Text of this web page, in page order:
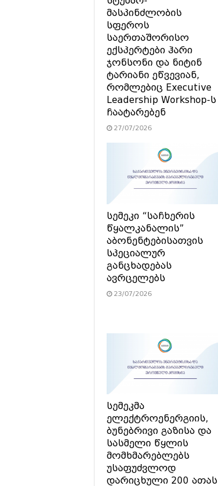
მასპინძლობის
სფეროს
საერთაშორისო
ექსპერტები ჰარი
ჯონსონი და ნიტინ
ტარიანი ეწვევიან,
რომლებიც Executive
Leadership Workshop-ს
ჩაატარებენ
27/07/2026
სემეკი “საჩხერის
წყალკანალის”
აბონენტებისათვის
სპეციალურ
განცხადებას
ავრცელებს
23/07/2026
სემეკმა
ელექტროენერგიის,
ბუნებრივი გაზისა და
სასმელი წყლის
მომხმარებლებს
უსაფუძვლოდ
დარიცხული 200 ათას